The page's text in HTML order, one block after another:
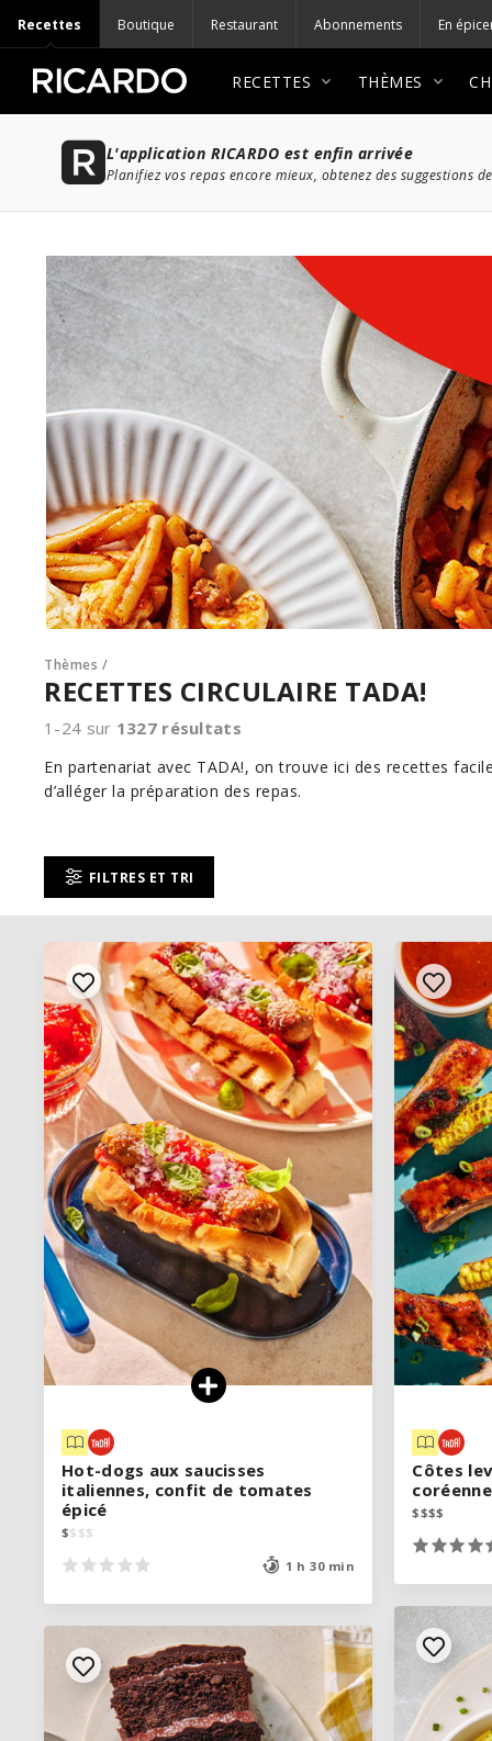
Recettes Boutique Restaurant Abonnements En
RECETTES THÈMES
L'application RICARDO est enfin arrivée
Planifiez vos repas encore mieux, obtenez des suggestions
Thèmes /
RECETTES CIRCULAIRE TADA!
1-24 sur 1327 résultats
En partenariat avec TADA!, on trouve ici des recettes
d’alléger la préparation des repas.
FILTRES ET TRI
Hot-dogs aux saucisses
italiennes, confit de tomates
épicé
$$ $$
1 h 30 min
Hot-dogs aux saucisses
italiennes, confit de tomates
épicé
$$ $$
1 h 30 min
Côtes
coréenne
$$$$
Côtes
coréenne
$$$$